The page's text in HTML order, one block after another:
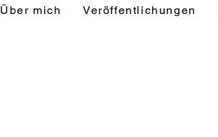
Über mich Veröffentlichungen